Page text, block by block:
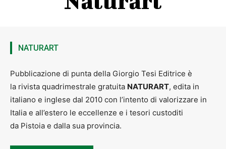
NATURART
Pubblicazione di punta della Giorgio Tesi Editrice è
la rivista quadrimestrale gratuita NATURART, edita in
italiano e inglese dal 2010 con l’intento di valorizzare in
Italia e all’estero le eccellenze e i tesori custoditi
da Pistoia e dalla sua provincia.